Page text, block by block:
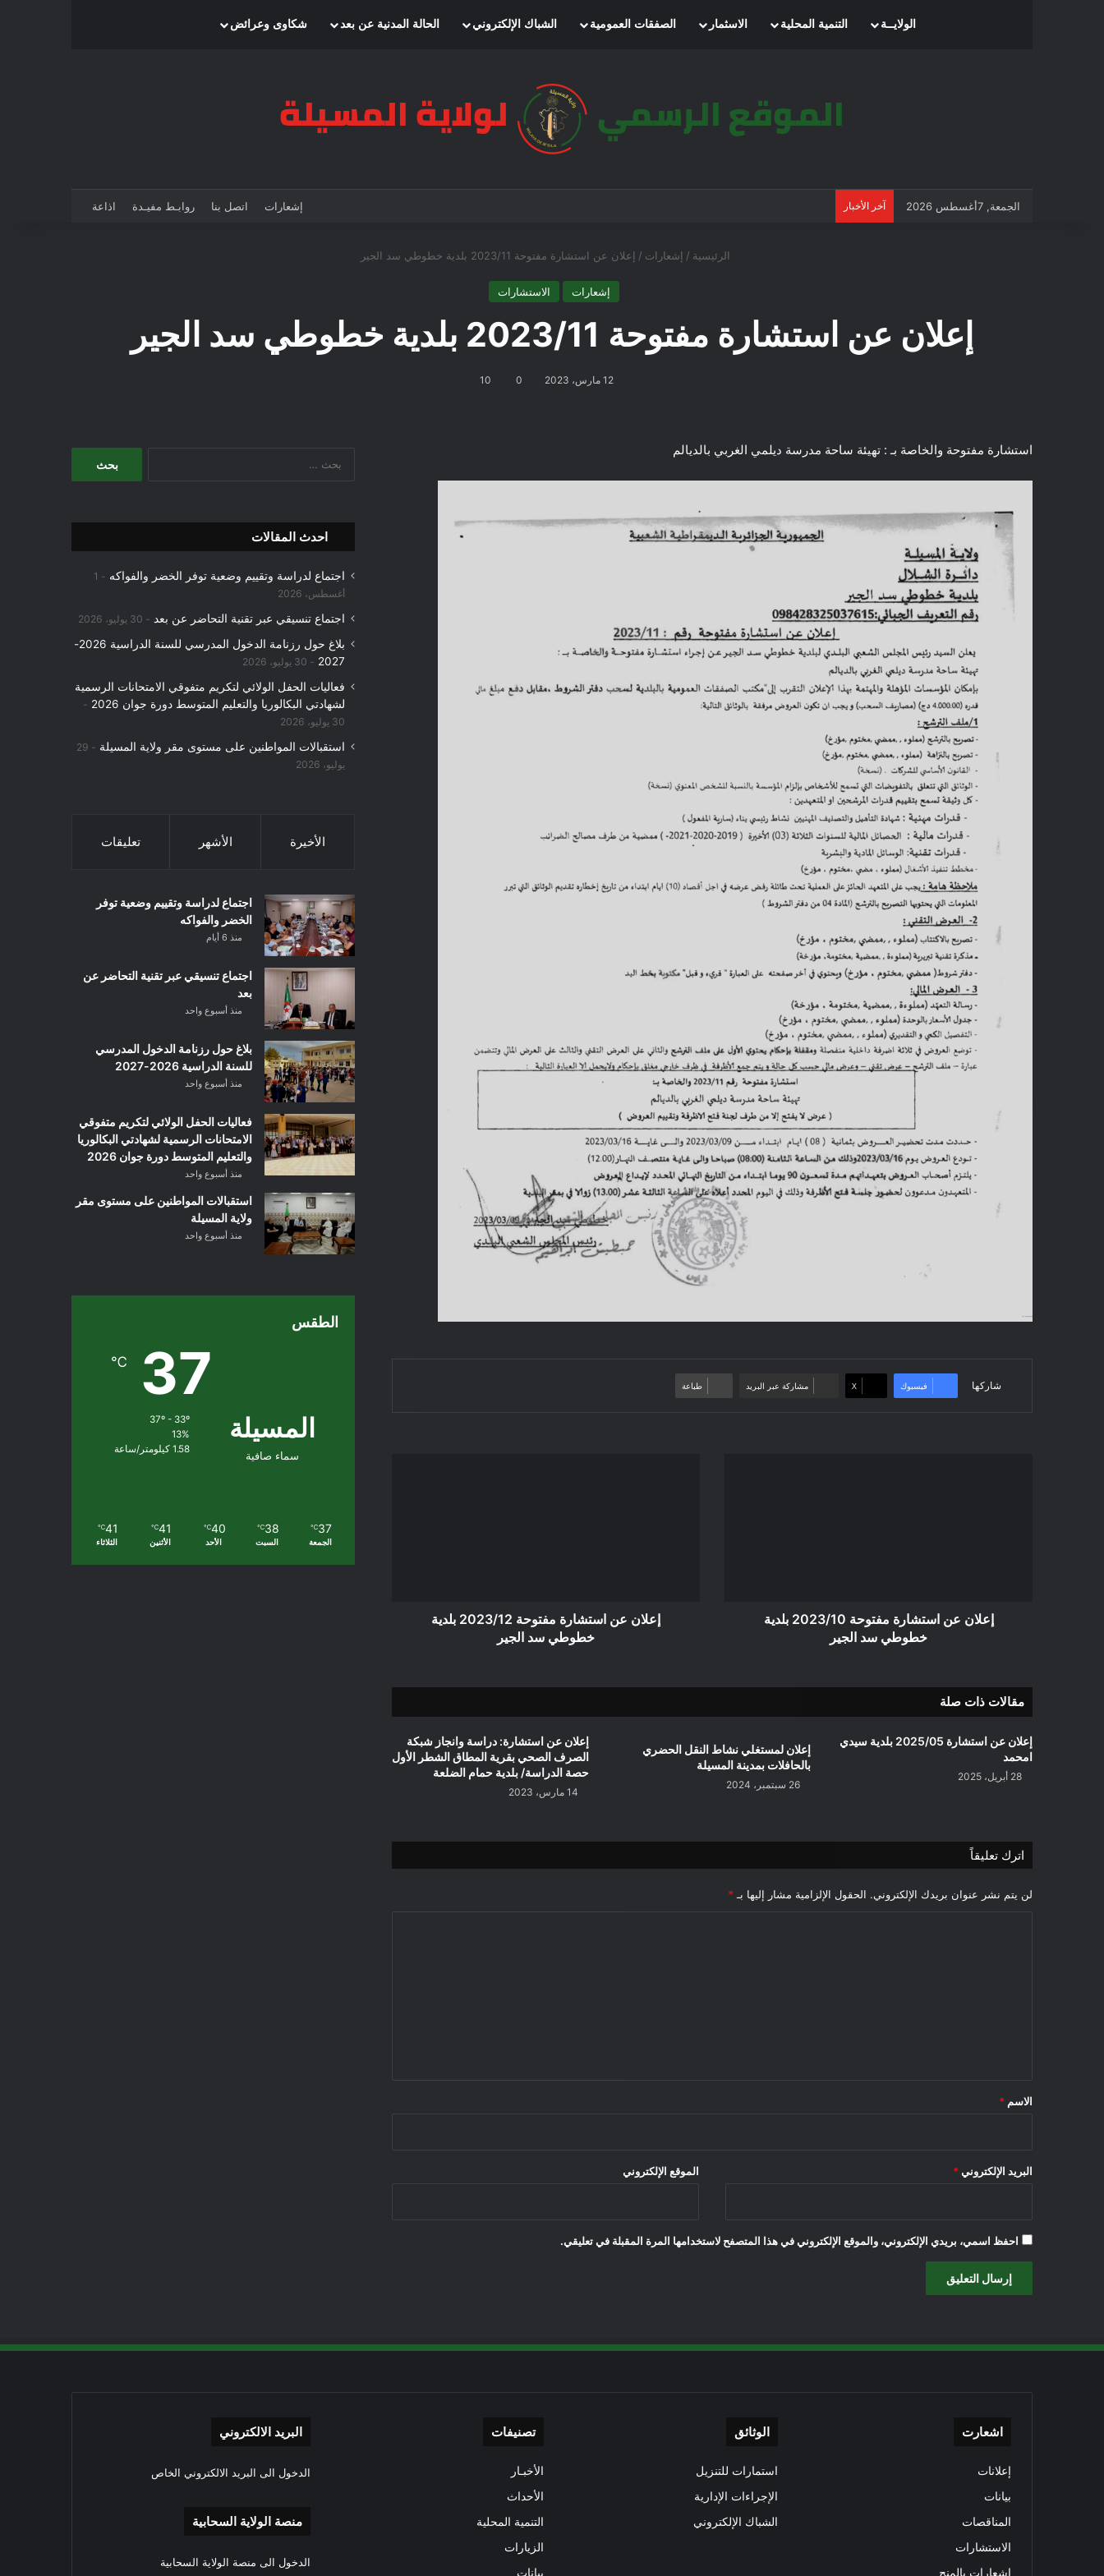
الرئيسيةالولايــة التنمية المحلية الاسثمار الصفقات العمومية الشباك الإلكتروني الحالة المدنية عن بعد شكاوى وعرائض
الجمعة, 7أغسطس 2026 آخر الأخبار إشعارات اتصل بنا روابـط مفيـدة اذاعة
الرئيسية / إشعارات / إعلان عن استشارة مفتوحة 2023/11 بلدية خطوطي سد الجير
إشعارات الاستشارات
إعلان عن استشارة مفتوحة 2023/11 بلدية خطوطي سد الجير
12 مارس، 2023 0
10
استشارة مفتوحة والخاصة بـ : تهيئة ساحة مدرسة ديلمي الغربي بالديالم
شاركها فيسبوك ‫X مشاركة عبر البريد طباعة
إعلان عن استشارة مفتوحة 2023/10 بلدية
خطوطي سد الجير
إعلان عن استشارة مفتوحة 2023/12 بلدية
خطوطي سد الجير
مقالات ذات صلة
إعلان عن استشارة 2025/05 بلدية سيدي
امحمد
28 أبريل، 2025
إعلان لمستغلي نشاط النقل الحضري
بالحافلات بمدينة المسيلة
26 سبتمبر، 2024
إعلان عن استشارة: دراسة وانجاز شبكة
الصرف الصحي بقرية المطاق الشطر الأول
حصة الدراسة/ بلدية حمام الضلعة
14 مارس، 2023
اترك تعليقاً
لن يتم نشر عنوان بريدك الإلكتروني. الحقول الإلزامية مشار إليها بـ *
*
الاسم *
البريد الإلكتروني * الموقع الإلكتروني
احفظ اسمي، بريدي الإلكتروني، والموقع الإلكتروني في هذا المتصفح لاستخدامها المرة المقبلة في تعليقي.
احدث المقالات
اجتماع لدراسة وتقييم وضعية توفر الخضر والفواكه
1
أغسطس، 2026
اجتماع تنسيقي عبر تقنية التحاضر عن بعد 30 يوليو، 2026
بلاغ حول رزنامة الدخول المدرسي للسنة الدراسية 2026-
2027
30 يوليو، 2026
فعاليات الحفل الولائي لتكريم متفوقي الامتحانات الرسمية
لشهادتي البكالوريا والتعليم المتوسط دورة جوان 2026
30 يوليو، 2026
استقبالات المواطنين على مستوى مقر ولاية المسيلة
29
يوليو، 2026
الأخيرة الأشهر تعليقات
اجتماع لدراسة وتقييم وضعية توفر
الخضر والفواكه
منذ 6 أيام
اجتماع تنسيقي عبر تقنية التحاضر عن
بعد
منذ أسبوع واحد
بلاغ حول رزنامة الدخول المدرسي
للسنة الدراسية 2026-2027
منذ أسبوع واحد
فعاليات الحفل الولائي لتكريم متفوقي
الامتحانات الرسمية لشهادتي البكالوريا
والتعليم المتوسط دورة جوان 2026
منذ أسبوع واحد
استقبالات المواطنين على مستوى مقر
ولاية المسيلة
منذ أسبوع واحد
الطقس
المسيلة
سماء صافية
37
℃
37º - 33º
13%
1.58 كيلومتر/ساعة
37
℃
الجمعة
38
℃
السبت
40
℃
الأحد
41
℃
الأثنين
41
℃
الثلاثاء
اشعارت
إعلانات
بيانات
المناقصات
الاستشارات
إشعارات بالمنح
الوثائق
استمارات للتنزيل
الإجراءات الإدارية
الشباك الإلكتروني
تصنيفات
الأخبـار
الأحداث
التنمية المحلية
الزيارات
بيانات
البريد الالكتروني
الدخول الى البريد الالكتروني الخاص
منصة الولاية السحابية
الدخول الى منصة الولاية السحابية